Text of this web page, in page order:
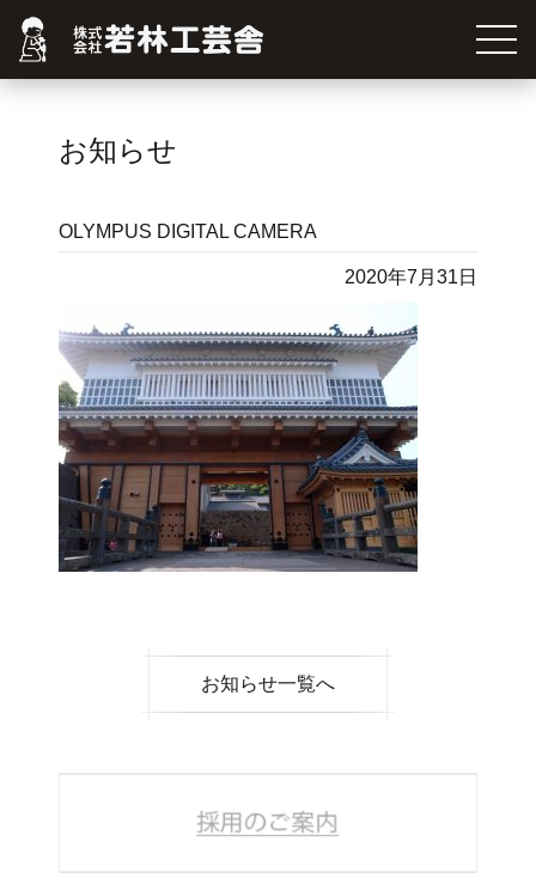
お知らせ
OLYMPUS DIGITAL CAMERA
2020年7月31日
お知らせ一覧へ